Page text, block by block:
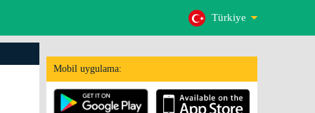
Türkiye
Mobil uygulama: